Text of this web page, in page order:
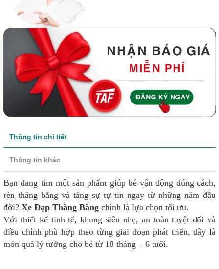
Thông tin chi tiết
Thông tin khác
Bạn đang tìm một sản phẩm giúp bé vận động đúng cách,
rèn thăng bằng và tăng sự tự tin ngay từ những năm đầu
đời? Xe Đạp Thăng Bằng chính là lựa chọn tối ưu.
Với thiết kế tinh tế, khung siêu nhẹ, an toàn tuyệt đối và
điều chỉnh phù hợp theo từng giai đoạn phát triển, đây là
món quà lý tưởng cho bé từ 18 tháng – 6 tuổi.